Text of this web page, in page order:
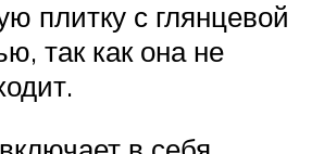
плитку с глянцевой
так как она не